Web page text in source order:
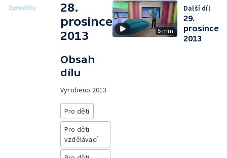
28.
prosince
2013
Obsah
dílu
Vyrobeno 2013
Pro děti
Pro děti -
vzdělávací
5 min
Další díl
29.
prosince
2013